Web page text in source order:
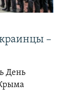
–
День